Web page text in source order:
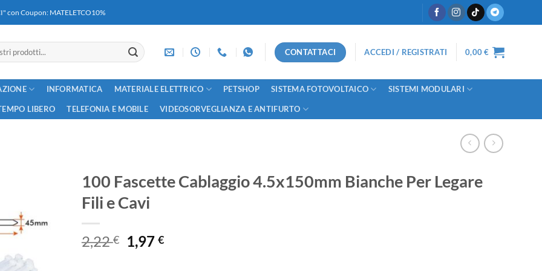
con Coupon: MATELETCO10%
CONTATTACI ACCEDI / REGISTRATI 0,00€
INFORMATICA MATERIALE ELETTRICO PETSHOP SISTEMA FOTOVOLTAICO SISTEMI MODULARI
LIBERO TELEFONIA E MOBILE VIDEOSORVEGLIANZA E ANTIFURTO
100 Fascette Cablaggio 4.5x150mm Bianche Per Legare
Fili e Cavi
2,22€
Il
prezzo
1,97€Il